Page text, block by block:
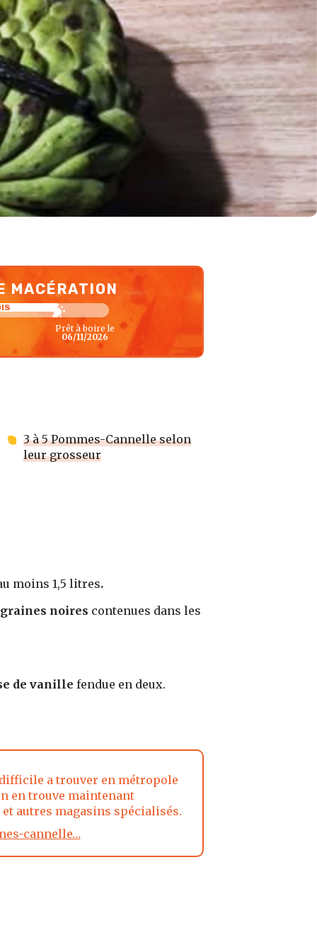
MACÉRATION
Prêt à boire le
06/11/2026
3 à 5 Pommes-Cannelle selon
leur grosseur
moins 1,5 litres.
graines noires contenues dans les
de vanille fendue en deux.
a trouver en métropole
en trouve maintenant
et autres magasins spécialisés.
cannelle…